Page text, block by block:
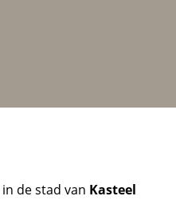
de stad van Kasteel